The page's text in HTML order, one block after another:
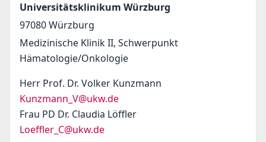
Universitätsklinikum Würzburg
97080Würzburg
Medizinische Klinik II, Schwerpunkt
Hämatologie/Onkologie
Herr Prof. Dr. Volker Kunzmann
Kunzmann_V@ukw.de
Frau PD Dr. Claudia Löffler
Loeffler_C@ukw.de